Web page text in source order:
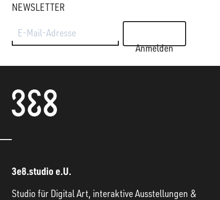
NEWSLETTER
Anmelden
3e8.studio e.U.
Studio für Digital Art, interaktive Ausstellungen &